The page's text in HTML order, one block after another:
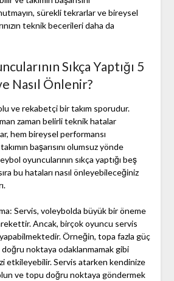
sürekli tekrarlar ve bireysel
teknik becerileri daha da
Sıkça Yaptığı 5
Nasıl Önlenir?
ve rekabetçi bir takım sporudur.
zaman belirli teknik hatalar
hem bireysel performansı
başarısını olumsuz yönde
oyuncularının sıkça yaptığı beş
bu hataları nasıl önleyebileceğiniz
Servis, voleybolda büyük bir öneme
Ancak, birçok oyuncu servis
Örneğin, topa fazla güç
noktaya odaklanmamak gibi
etkileyebilir. Servis atarken kendinize
ve topu doğru noktaya göndermek